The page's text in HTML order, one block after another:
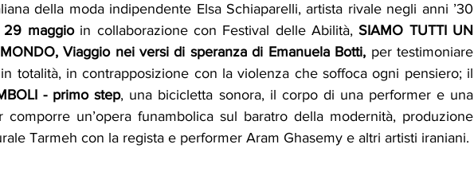
della moda indipendente Elsa Schiaparelli, artista rivale negli anni ’30
29 maggio in collaborazione con Festival delle Abilità, SIAMO TUTTI UN
Viaggio nei versi di speranza di Emanuela Botti, per testimoniare
- primo step, una bicicletta sonora, il corpo di una performer e una
comporre un’opera funambolica sul baratro della modernità, produzione
Tarmeh con la regista e performer Aram Ghasemy e altri artisti iraniani.